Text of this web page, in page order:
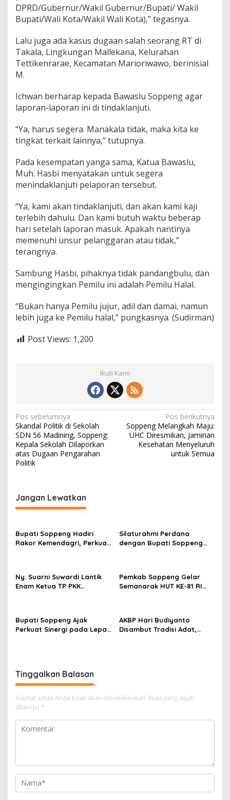
DPRD/Gubernur/Wakil Gubernur/Bupati/ Wakil
Bupati/Wali Kota/Wakil Wali Kota),” tegasnya.
Lalu juga ada kasus dugaan salah seorang RT di
Takala, Lingkungan Mallekana, Kelurahan
Tettikenrarae, Kecamatan Marioriwawo, berinisial
M.
Ichwan berharap kepada Bawaslu Soppeng agar
laporan-laporan ini di tindaklanjuti.
“Ya, harus segera. Manakala tidak, maka kita ke
tingkat terkait lainnya,” tutupnya.
Pada kesempatan yanga sama, Katua Bawaslu,
Muh. Hasbi menyatakan untuk segera
menindaklanjuti pelaporan tersebut.
“Ya, kami akan tindaklanjuti, dan akan kami kaji
terlebih dahulu. Dan kami butuh waktu beberap
hari setelah laporan masuk. Apakah nantinya
memenuhi unsur pelanggaran atau tidak,”
terangnya.
Sambung Hasbi, pihaknya tidak pandangbulu, dan
mengingingkan Pemilu ini adalah Pemilu Halal.
“Bukan hanya Pemilu jujur, adil dan damai, namun
lebih juga ke Pemilu halal,” pungkasnya. (Sudirman)
Post Views: 1,200
Ikuti Kami
N
a
v
i
a
s
p
o
Pos sebelumnya
Skandal Politik di Sekolah
SDN 56 Madining, Soppeng:
Kepala Sekolah Dilaporkan
atas Dugaan Pengarahan
Politik
Pos berikutnya
Soppeng Melangkah Maju:
UHC Diresmikan, Jaminan
Kesehatan Menyeluruh
untuk Semua
Jangan Lewatkan
Bupati Soppeng Hadiri
Rakor Kemendagri, Perkuat
Silaturahmi Perdana
dengan Bupati Soppeng
Ny. Suarni Suwardi Lantik
Enam Ketua TP PKK
Pemkab Soppeng Gelar
Semanarak HUT KE-81 RI
Bupati Soppeng Ajak
Perkuat Sinergi pada Lepas
AKBP Hari Budiyanto
Disambut Tradisi Adat,
Tinggalkan Balasan
Alamat email Anda tidak akan dipublikasikan. Ruas yang wajib
ditandai *